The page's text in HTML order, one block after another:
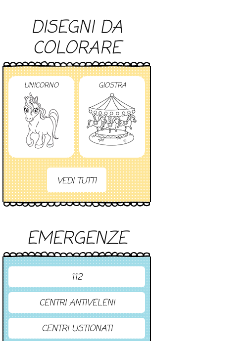
DISEGNI DA
COLORARE
UNICORNO GIOSTRA
VEDI TUTTI
EMERGENZE
112
CENTRI ANTIVELENI
CENTRI USTIONATI